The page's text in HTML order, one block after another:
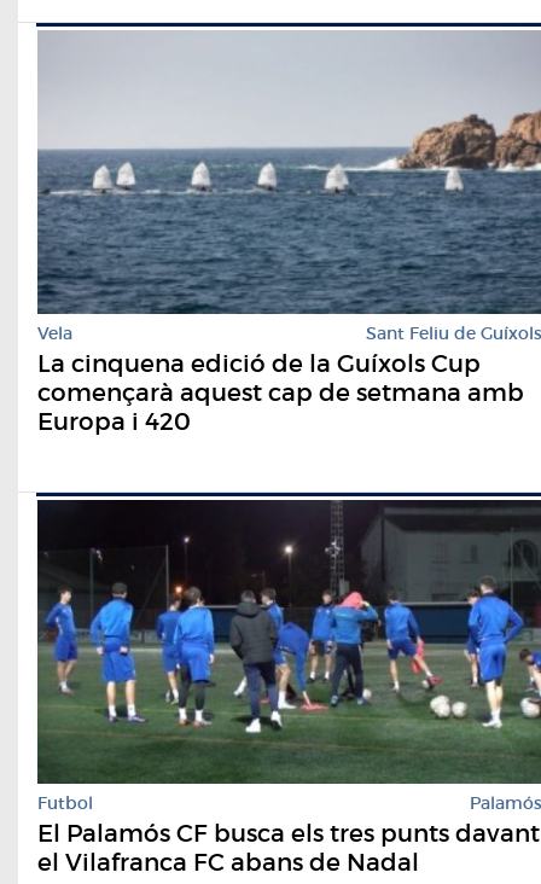
Vela Sant Feliu de Guíxols
La cinquena edició de la Guíxols Cup
començarà aquest cap de setmana amb
Europa i 420
Futbol Palamós
El Palamós CF busca els tres punts davant
el Vilafranca FC abans de Nadal